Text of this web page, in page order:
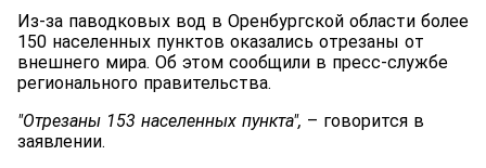
Из-за паводковых вод в Оренбургской области более
150 населенных пунктов оказались отрезаны от
внешнего мира. Об этом сообщили в пресс-службе
регионального правительства.
"Отрезаны 153 населенных пункта", – говорится в
заявлении.